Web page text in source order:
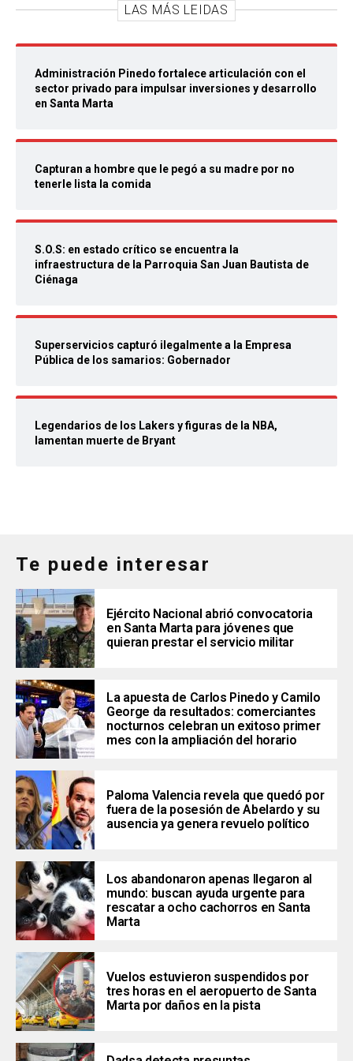
LAS MÁS LEIDAS
Administración Pinedo fortalece articulación con el
sector privado para impulsar inversiones y desarrollo
en Santa Marta
Capturan a hombre que le pegó a su madre por no
tenerle lista la comida
S.O.S: en estado crítico se encuentra la
infraestructura de la Parroquia San Juan Bautista de
Ciénaga
Superservicios capturó ilegalmente a la Empresa
Pública de los samarios: Gobernador
Legendarios de los Lakers y figuras de la NBA,
lamentan muerte de Bryant
Te puede interesar
Ejército Nacional abrió convocatoria
en Santa Marta para jóvenes que
quieran prestar el servicio militar
La apuesta de Carlos Pinedo y Camilo
George da resultados: comerciantes
nocturnos celebran un exitoso primer
mes con la ampliación del horario
Paloma Valencia revela que quedó por
fuera de la posesión de Abelardo y su
ausencia ya genera revuelo político
Los abandonaron apenas llegaron al
mundo: buscan ayuda urgente para
rescatar a ocho cachorros en Santa
Marta
Vuelos estuvieron suspendidos por
tres horas en el aeropuerto de Santa
Marta por daños en la pista